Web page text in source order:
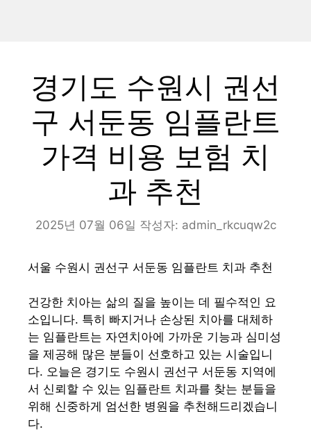
경기도 수원시 권선
구 서둔동 임플란트
가격 비용 보험 치
과 추천
2025년 07월 06일 작성자: admin_rkcuqw2c
서울 수원시 권선구 서둔동 임플란트 치과 추천
건강한 치아는 삶의 질을 높이는 데 필수적인 요
소입니다. 특히 빠지거나 손상된 치아를 대체하
는 임플란트는 자연치아에 가까운 기능과 심미성
을 제공해 많은 분들이 선호하고 있는 시술입니
다. 오늘은 경기도 수원시 권선구 서둔동 지역에
서 신뢰할 수 있는 임플란트 치과를 찾는 분들을
위해 신중하게 엄선한 병원을 추천해드리겠습니
다.